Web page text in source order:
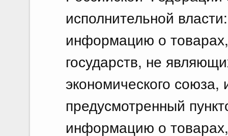
исполнительной власти:
информацию о
государств, не
экономического
предусмотренный
информацию о